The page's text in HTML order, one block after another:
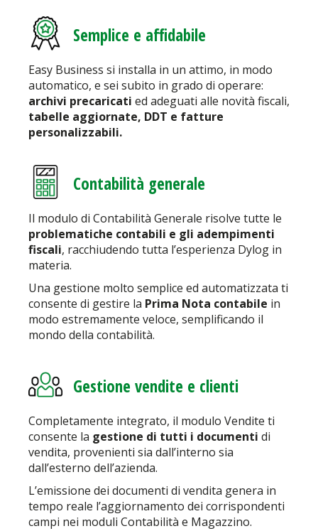
Semplice e affidabile
Easy Business si installa in un attimo, in modo
automatico, e sei subito in grado di operare:
archivi precaricati ed adeguati alle novità fiscali,
tabelle aggiornate, DDT e fatture
personalizzabili.
Contabilità generale
Il modulo di Contabilità Generale risolve tutte le
problematiche contabili e gli adempimenti
fiscali, racchiudendo tutta l’esperienza Dylog in
materia.
Una gestione molto semplice ed automatizzata ti
consente di gestire la Prima Nota contabile in
modo estremamente veloce, semplificando il
mondo della contabilità.
Gestione vendite e clienti
Completamente integrato, il modulo Vendite ti
consente la gestione di tutti i documenti di
vendita, provenienti sia dall’interno sia
dall’esterno dell’azienda.
L’emissione dei documenti di vendita genera in
tempo reale l’aggiornamento dei corrispondenti
campi nei moduli Contabilità e Magazzino.